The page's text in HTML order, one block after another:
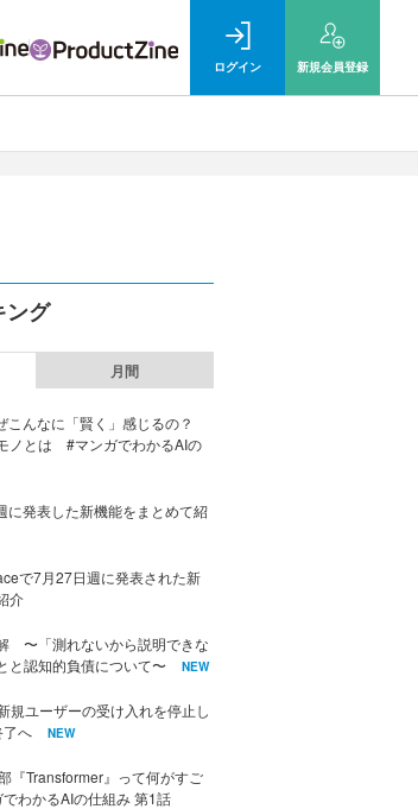
ログイン 新規会員登録
ング
月間
こんなに「賢く」感じるの？
ノとは #マンガでわかるAIの
に発表した新機能をまとめて紹
で7月27日週に発表された新
介
〜「測れないから説明できな
と認知的負債について〜
NEW
規ユーザーの受け入れを停止し
へ
NEW
『Transformer』って何がすご
わかるAIの仕組み 第1話